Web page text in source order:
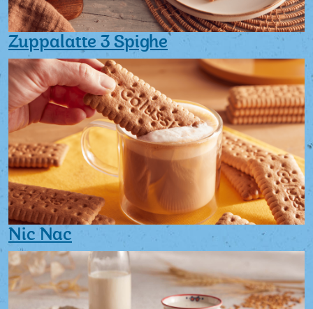
Zuppalatte 3 Spighe
Nic Nac